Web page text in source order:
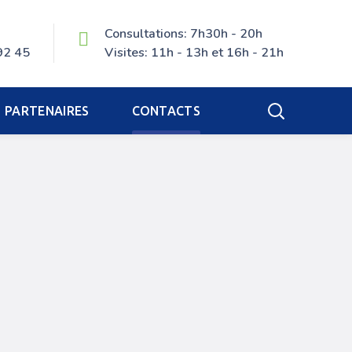
45
Consultations: 7h30h - 20h
Visites: 11h - 13h et 16h - 21h
PARTENAIRES CONTACTS